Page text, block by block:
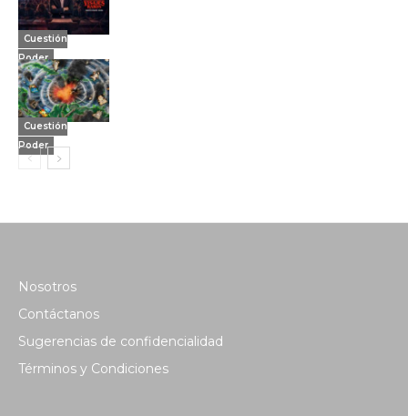
Cuestión
Poder
Cuestión
Poder
Nosotros
Contáctanos
Sugerencias de confidencialidad
Términos y Condiciones